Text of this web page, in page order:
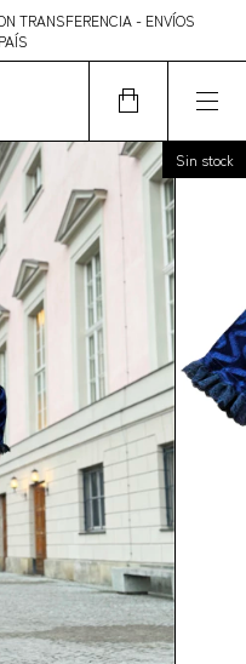
TRANSFERENCIA - ENVÍOS
Sin stock